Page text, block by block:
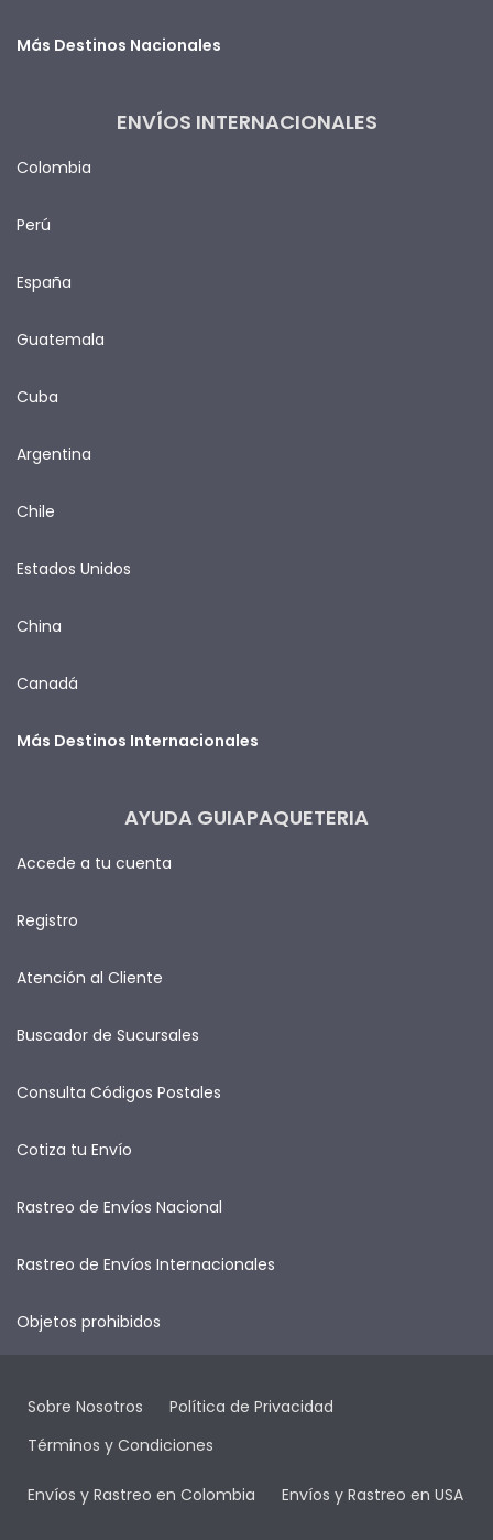
Más Destinos Nacionales
ENVÍOS INTERNACIONALES
Colombia
Perú
España
Guatemala
Cuba
Argentina
Chile
Estados Unidos
China
Canadá
Más Destinos Internacionales
AYUDA GUIAPAQUETERIA
Accede a tu cuenta
Registro
Atención al Cliente
Buscador de Sucursales
Consulta Códigos Postales
Cotiza tu Envío
Rastreo de Envíos Nacional
Rastreo de Envíos Internacionales
Objetos prohibidos
Sobre Nosotros
Política de Privacidad
Términos y Condiciones
Envíos y Rastreo en Colombia Envíos y Rastreo en USA